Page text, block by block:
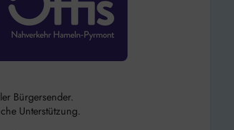
Bürgersender.
Unterstützung.